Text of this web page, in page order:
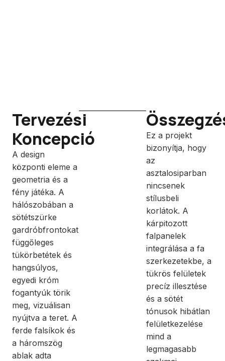
Tervezési
Koncepció
A design
központi eleme a
geometria és a
fény játéka. A
hálószobában a
sötétszürke
gardróbfrontokat
függőleges
tükörbetétek és
hangsúlyos,
egyedi króm
fogantyúk törik
meg, vizuálisan
nyújtva a teret. A
ferde falsíkok és
a háromszög
ablak adta
Ez a projekt
bizonyítja, hogy
az
asztalosiparban
nincsenek
stílusbeli
korlátok. A
kárpitozott
falpanelek
integrálása a fa
szerkezetekbe, a
tükrös felületek
precíz illesztése
és a sötét
tónusok hibátlan
felületkezelése
mind a
legmagasabb